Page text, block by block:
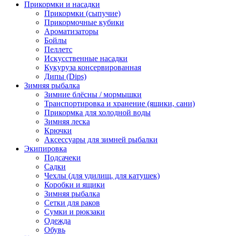
Прикормки и насадки
Прикормки (сыпучие)
Прикормочные кубики
Ароматизаторы
Бойлы
Пеллетс
Искусственные насадки
Кукуруза консервированная
Дипы (Dips)
Зимняя рыбалка
Зимние блёсны / мормышки
Транспортировка и хранение (ящики, сани)
Прикормка для холодной воды
Зимняя леска
Крючки
Аксессуары для зимней рыбалки
Экипировка
Подсачеки
Садки
Чехлы (для удилищ, для катушек)
Коробки и ящики
Зимняя рыбалка
Сетки для раков
Сумки и рюкзаки
Одежда
Обувь